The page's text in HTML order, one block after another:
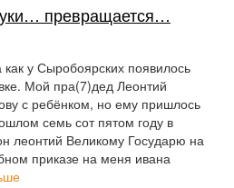
превращается…
у Сыробоярских появилось
Мой пра(7)дед Леонтий
с ребёнком, но ему пришлось
семь сот пятом году в
леонтий Великому Государю на
приказе на меня ивана